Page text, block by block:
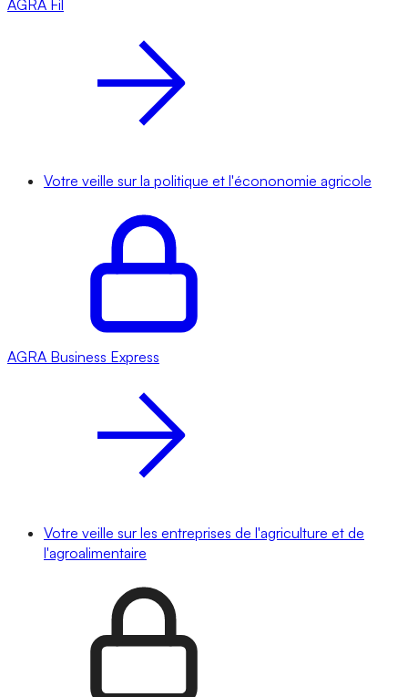
AGRA Fil
Votre veille sur la politique et l'écononomie agricole
AGRA Business Express
Votre veille sur les entreprises de l'agriculture et de
l'agroalimentaire